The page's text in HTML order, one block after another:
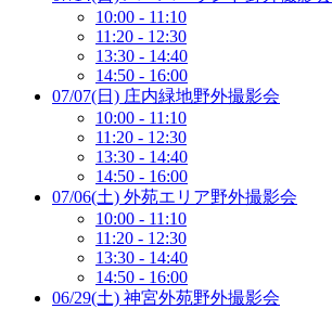
10:00 - 11:10
11:20 - 12:30
13:30 - 14:40
14:50 - 16:00
07/07(日) 庄内緑地野外撮影会
10:00 - 11:10
11:20 - 12:30
13:30 - 14:40
14:50 - 16:00
07/06(土) 外苑エリア野外撮影会
10:00 - 11:10
11:20 - 12:30
13:30 - 14:40
14:50 - 16:00
06/29(土) 神宮外苑野外撮影会